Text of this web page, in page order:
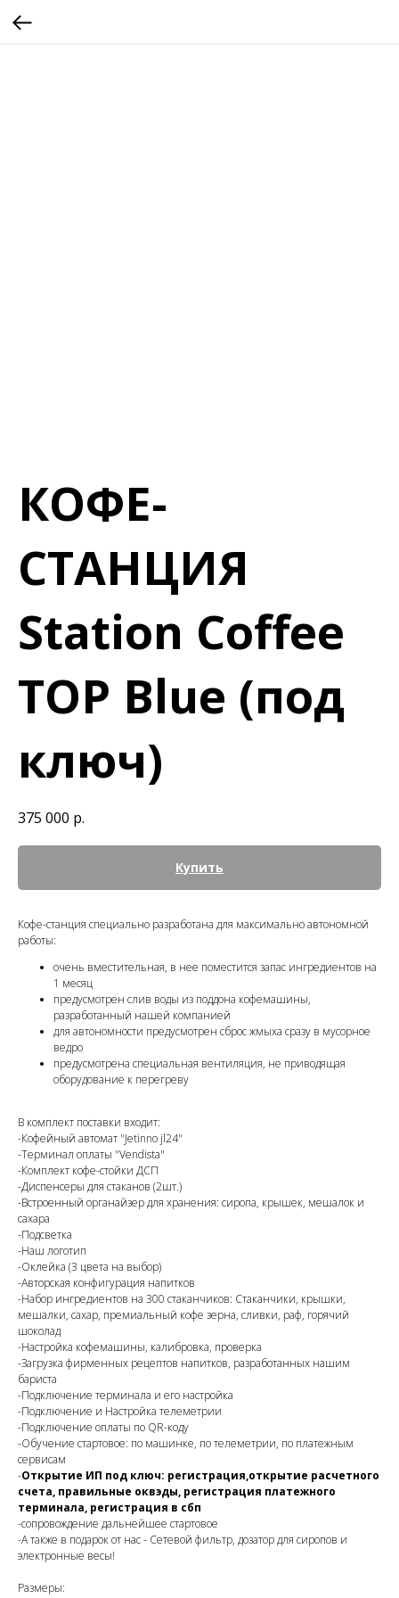
КОФЕ-
СТАНЦИЯ
Station Coffee
TOP Blue (под
ключ)
375 000 р.
Купить
Кофе-станция специально разработана для максимально автономной
работы:
очень вместительная, в нее поместится запас ингредиентов на
1 месяц
предусмотрен слив воды из поддона кофемашины,
разработанный нашей компанией
для автономности предусмотрен сброс жмыха сразу в мусорное
ведро
предусмотрена специальная вентиляция, не приводящая
оборудование к перегреву
В комплект поставки входит:
-Кофейный автомат "Jetinno jl24"
-Терминал оплаты "Vendista"
-Комплект кофе-стойки ДСП
-Диспенсеры для стаканов (2шт.)
-Встроенный органайзер для хранения: сиропа, крышек, мешалок и
сахара
-Подсветка
-Наш логотип
-Оклейка (3 цвета на выбор)
-Авторская конфигурация напитков
-Набор ингредиентов на 300 стаканчиков: Стаканчики, крышки,
мешалки, сахар, премиальный кофе зерна, сливки, раф, горячий
шоколад
-Настройка кофемашины, калибровка, проверка
-Загрузка фирменных рецептов напитков, разработанных нашим
бариста
-Подключение терминала и его настройка
-Подключение и Настройка телеметрии
-Подключение оплаты по QR-коду
-Обучение стартовое: по машинке, по телеметрии, по платежным
сервисам
-Открытие ИП под ключ: регистрация,открытие расчетного
счета, правильные оквэды, регистрация платежного
терминала, регистрация в сбп
-сопровождение дальнейшее стартовое
-А также в подарок от нас - Сетевой фильтр, дозатор для сиропов и
электронные весы!
Размеры: